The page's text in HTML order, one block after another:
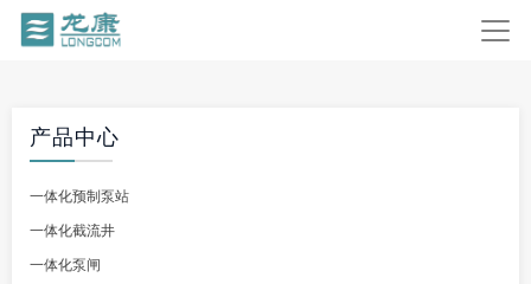
产品中心
一体化预制泵站
一体化截流井
一体化泵闸